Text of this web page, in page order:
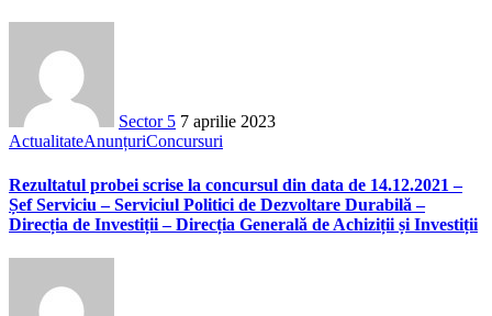
Sector 5 7 aprilie 2023
ActualitateAnunțuriConcursuri
Rezultatul probei scrise la concursul din data de 14.12.2021 –
Șef Serviciu – Serviciul Politici de Dezvoltare Durabilă –
Direcția de Investiții – Direcția Generală de Achiziții și Investiții